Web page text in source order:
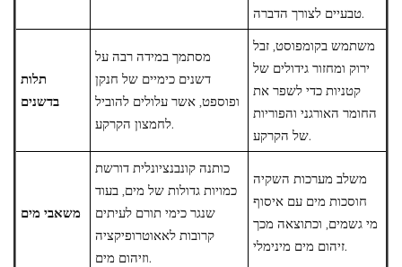
טבעיים לצורך הדברה.
תלות
בדשנים
מסתמך במידה רבה על
דשנים כימיים של חנקן
ופוספט, אשר עלולים להוביל
לחמצון הקרקע.
משתמש בקומפוסט, זבל
ירוק ומחזור גידולים של
קטניות כדי לשפר את
החומר האורגני והפוריות
של הקרקע.
משאבי מים
כותנה קונבנציונלית דורשת
כמויות גדולות של מים, בעוד
שנגר כימי תורם לעיתים
קרובות לאאוטרופיקציה
וזיהום מים.
משלב מערכות השקיה
חוסכות מים עם איסוף
מי גשמים, וכתוצאה מכך
זיהום מים מינימלי.